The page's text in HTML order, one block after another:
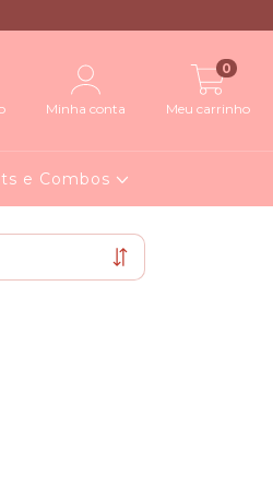
Minha conta Meu carrinho
0
e Combos